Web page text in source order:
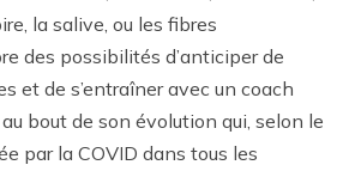
la salive, ou les fibres
des possibilités d’anticiper de
et de s’entraîner avec un coach
au bout de son évolution qui, selon le
par la COVID dans tous les